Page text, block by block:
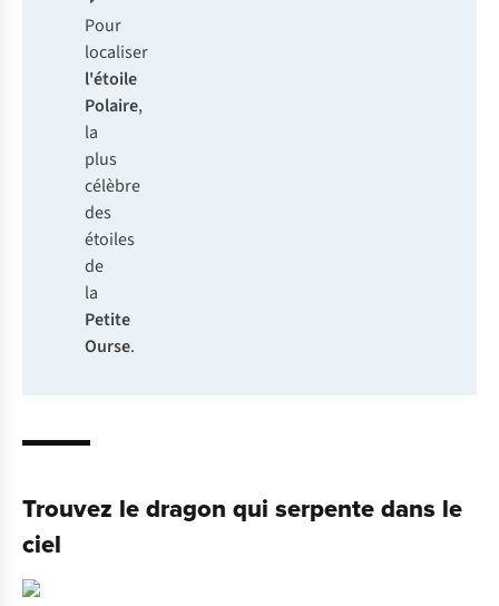
Pour
localiser
l'étoile
Polaire,
la
plus
célèbre
des
étoiles
de
la
Petite
Ourse.
Trouvez le dragon qui serpente dans le
ciel